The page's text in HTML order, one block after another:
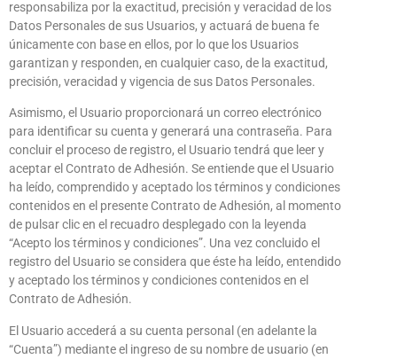
responsabiliza por la exactitud, precisión y veracidad de los
Datos Personales de sus Usuarios, y actuará de buena fe
únicamente con base en ellos, por lo que los Usuarios
garantizan y responden, en cualquier caso, de la exactitud,
precisión, veracidad y vigencia de sus Datos Personales.
Asimismo, el Usuario proporcionará un correo electrónico
para identificar su cuenta y generará una contraseña. Para
concluir el proceso de registro, el Usuario tendrá que leer y
aceptar el Contrato de Adhesión. Se entiende que el Usuario
ha leído, comprendido y aceptado los términos y condiciones
contenidos en el presente Contrato de Adhesión, al momento
de pulsar clic en el recuadro desplegado con la leyenda
“Acepto los términos y condiciones”. Una vez concluido el
registro del Usuario se considera que éste ha leído, entendido
y aceptado los términos y condiciones contenidos en el
Contrato de Adhesión.
El Usuario accederá a su cuenta personal (en adelante la
“Cuenta”) mediante el ingreso de su nombre de usuario (en